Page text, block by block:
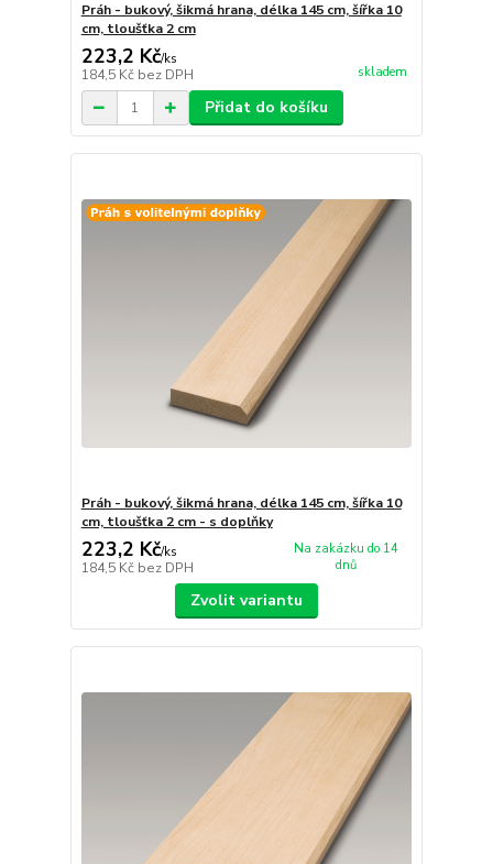
Práh - bukový, šikmá hrana, délka 145 cm, šířka 10
cm, tloušťka 2 cm
223,2 Kč/ks
184,5 Kč bez DPH skladem
Přidat do košíku
Práh - bukový, šikmá hrana, délka 145 cm, šířka 10
cm, tloušťka 2 cm - s doplňky
223,2 Kč/ks
184,5 Kč bez DPH
Na zakázku do 14
dnů
Zvolit variantu